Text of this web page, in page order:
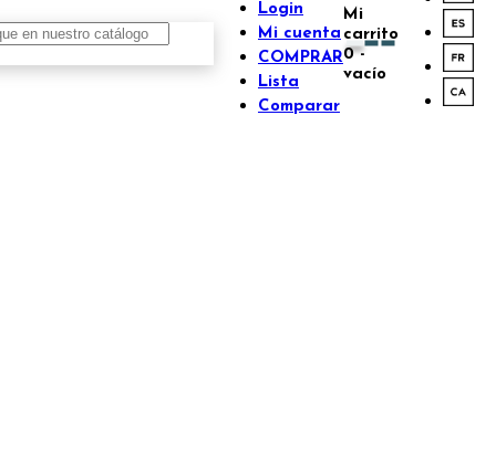
Login
Mi cuenta
COMPRAR
Lista
Comparar
Mi
carrito
0 -
vacío